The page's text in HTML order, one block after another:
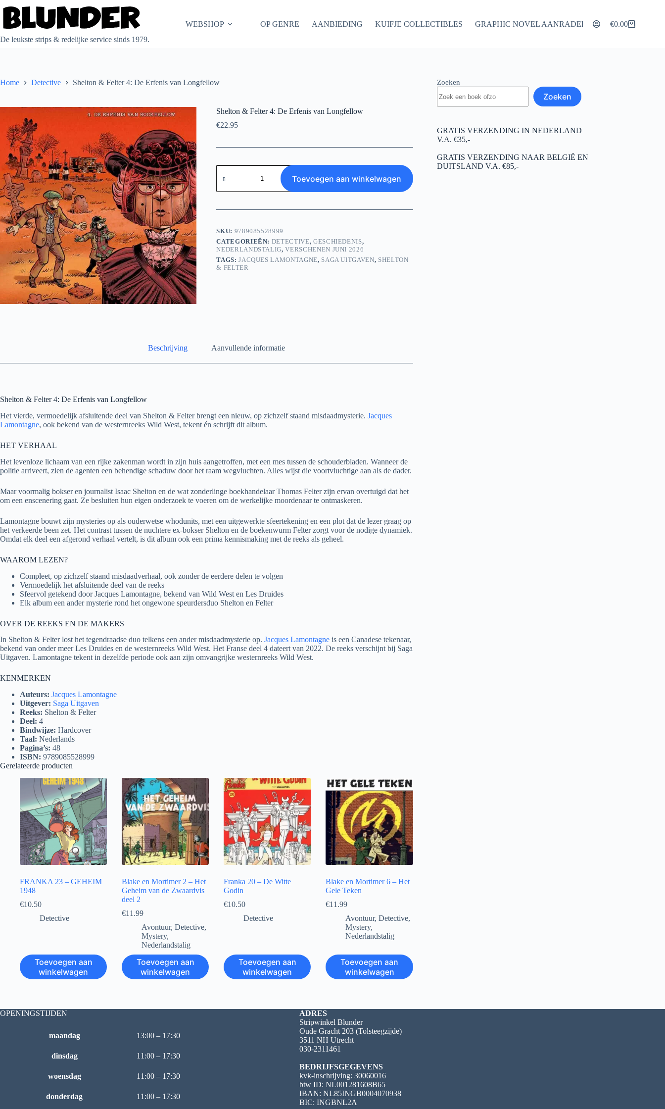
naar
inhoud
De leukste strips & redelijke service sinds 1979.
WEBSHOP OP GENRE AANBIEDING KUIFJE COLLECTIBLES GRAPHIC NOVEL AANRADERS ARTIKELEN
Winkelwagen
€0.00
Home Detective Shelton & Felter 4: De Erfenis van Longfellow
Shelton & Felter 4: De Erfenis van Longfellow
€22.95
Shelton
4:
Erfenis
Longfellow
aantal
Toevoegen aan winkelwagen
SKU: 9789085528999
CATEGORIEËN: DETECTIVE, GESCHIEDENIS,
NEDERLANDSTALIG,VERSCHENEN JUNI 2026
TAGS:JACQUES LAMONTAGNE, SAGA UITGAVEN, SHELTON
& FELTER
Beschrijving Aanvullende informatie
Shelton & Felter 4: De Erfenis van Longfellow
Het vierde, vermoedelijk afsluitende deel van Shelton & Felter brengt een nieuw, op zichzelf staand misdaadmysterie. Jacques
Lamontagne, ook bekend van de westernreeks Wild West, tekent én schrijft dit album.
HET VERHAAL
Het levenloze lichaam van een rijke zakenman wordt in zijn huis aangetroffen, met een mes tussen de schouderbladen. Wanneer de
politie arriveert, zien de agenten een behendige schaduw door het raam wegvluchten. Alles wijst die voortvluchtige aan als de dader.
Maar voormalig bokser en journalist Isaac Shelton en de wat zonderlinge boekhandelaar Thomas Felter zijn ervan overtuigd dat het
om een enscenering gaat. Ze besluiten hun eigen onderzoek te voeren om de werkelijke moordenaar te ontmaskeren.
Lamontagne bouwt zijn mysteries op als ouderwetse whodunits, met een uitgewerkte sfeertekening en een plot dat de lezer graag op
het verkeerde been zet. Het contrast tussen de nuchtere ex-bokser Shelton en de boekenwurm Felter zorgt voor de nodige dynamiek.
Omdat elk deel een afgerond verhaal vertelt, is dit album ook een prima kennismaking met de reeks als geheel.
WAAROM LEZEN?
Compleet, op zichzelf staand misdaadverhaal, ook zonder de eerdere delen te volgen
Vermoedelijk het afsluitende deel van de reeks
Sfeervol getekend door Jacques Lamontagne, bekend van Wild West en Les Druides
Elk album een ander mysterie rond het ongewone speurdersduo Shelton en Felter
OVER DE REEKS EN DE MAKERS
In Shelton & Felter lost het tegendraadse duo telkens een ander misdaadmysterie op. Jacques Lamontagne is een Canadese tekenaar,
bekend van onder meer Les Druides en de westernreeks Wild West. Het Franse deel 4 dateert van 2022. De reeks verschijnt bij Saga
Uitgaven. Lamontagne tekent in dezelfde periode ook aan zijn omvangrijke westernreeks Wild West.
KENMERKEN
Auteurs: Jacques Lamontagne
Uitgever: Saga Uitgaven
Reeks: Shelton & Felter
Deel: 4
Bindwijze: Hardcover
Taal: Nederlands
Pagina’s: 48
ISBN: 9789085528999
Gerelateerde producten
FRANKA 23 – GEHEIM
1948
€10.50
Detective
Toevoegen aan
winkelwagen
Blake en Mortimer 2 – Het
Geheim van de Zwaardvis
deel 2
€11.99
Avontuur,Detective,
Mystery,
Nederlandstalig
Toevoegen aan
winkelwagen
Franka 20 – De Witte
Godin
€10.50
Detective
Toevoegen aan
winkelwagen
Blake en Mortimer 6 – Het
Gele Teken
€11.99
Avontuur,Detective,
Mystery,
Nederlandstalig
Toevoegen aan
winkelwagen
Zoeken
Zoeken
GRATIS VERZENDING IN NEDERLAND
V.A. €35,-
GRATIS VERZENDING NAAR BELGIË EN
DUITSLAND V.A. €85,-
OPENINGSTIJDEN
maandag 13:00 – 17:30
dinsdag 11:00 – 17:30
woensdag 11:00 – 17:30
donderdag 11:00 – 17:30
ADRES
Stripwinkel Blunder
Oude Gracht 203 (Tolsteegzijde)
3511 NH Utrecht
030-2311461
BEDRIJFSGEGEVENS
kvk-inschrijving: 30060016
btw ID: NL001281608B65
IBAN: NL85INGB0004070938
BIC: INGBNL2A